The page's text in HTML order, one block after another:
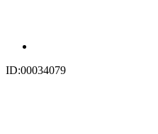
ID:00034079